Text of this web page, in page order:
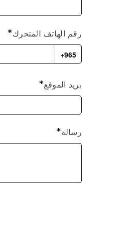
رقم الهاتف المتحرك
965+
بريد الموقع
رسالة